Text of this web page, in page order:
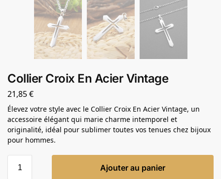
Collier Croix En Acier Vintage
21,85€
Élevez votre style avec le Collier Croix En Acier Vintage, un
accessoire élégant qui marie charme intemporel et
originalité, idéal pour sublimer toutes vos tenues chez bijoux
pour hommes.
Ajouter au panier